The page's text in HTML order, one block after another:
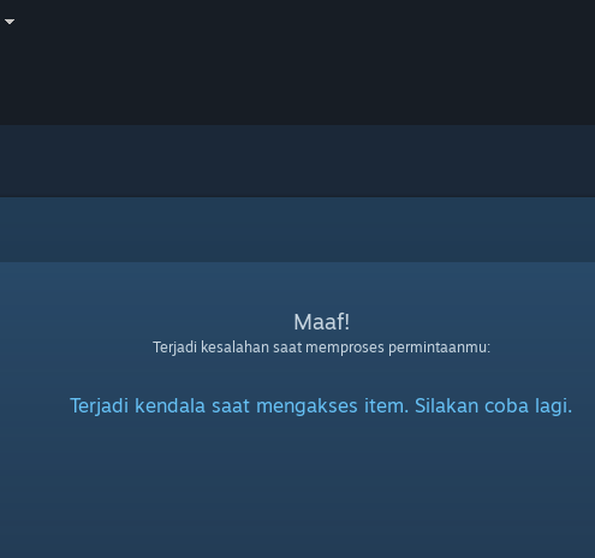
Maaf!
Terjadi kesalahan saat memproses permintaanmu:
Terjadi kendala saat mengakses item. Silakan coba lagi.